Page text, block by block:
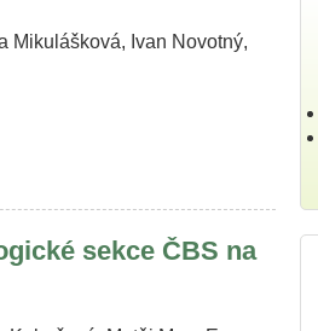
Mikulášková, Ivan Novotný,
sekce ČBS na